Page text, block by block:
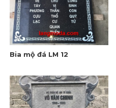
Bia mộ đá LM 12